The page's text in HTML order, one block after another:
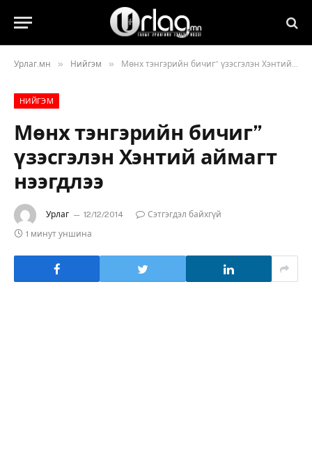
Урлаг.мн » Нийгэм » Мөнх тэнгэрийн бичиг” үзэсгэлэн Хэнтий аймагт нээгдлээ
НИЙГЭМ
Мөнх тэнгэрийн бичиг”
үзэсгэлэн Хэнтий аймагт
нээгдлээ
Урлаг 12/12/2014
Сэтгэгдэл байхгүй
1 минут уншина